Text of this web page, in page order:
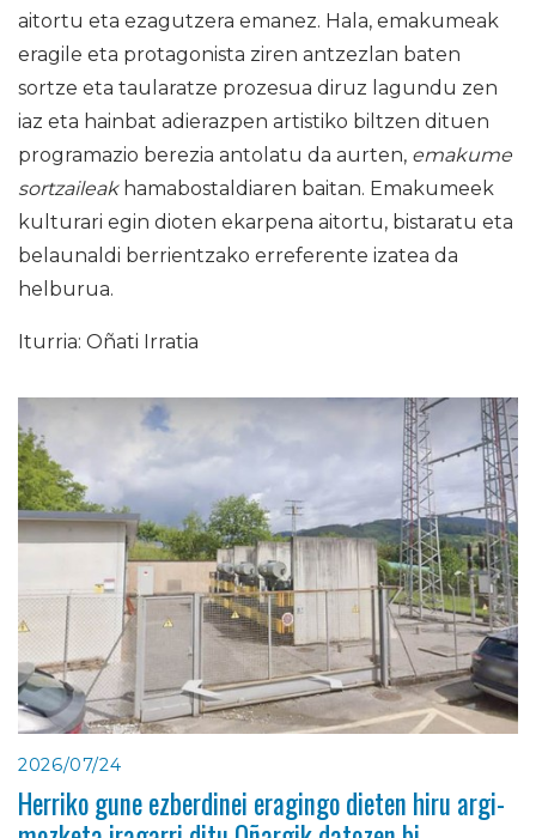
aitortu eta ezagutzera emanez. Hala, emakumeak
eragile eta protagonista ziren antzezlan baten
sortze eta taularatze prozesua diruz lagundu zen
iaz eta hainbat adierazpen artistiko biltzen dituen
programazio berezia antolatu da aurten, emakume
sortzaileakhamabostaldiaren baitan. Emakumeek
kulturari egin dioten ekarpena aitortu, bistaratu eta
belaunaldi berrientzako erreferente izatea da
helburua.
Iturria: Oñati Irratia
2026/07/24
Herriko gune ezberdinei eragingo dieten hiru argi-